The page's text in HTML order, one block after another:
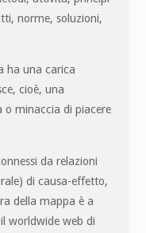
norme, soluzioni,
ha una carica
cioè, una
o minaccia di piacere
da relazioni
di causa-effetto,
della mappa è a
worldwide web di